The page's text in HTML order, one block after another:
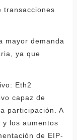
transacciones
mayor demanda
ya que
Eth2
capaz de
participación. A
los aumentos
de EIP-